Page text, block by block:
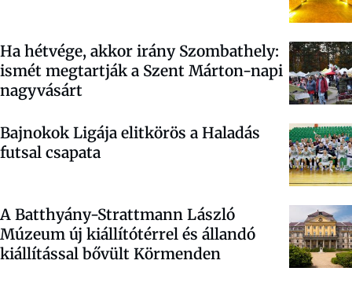
Ha hétvége, akkor irány Szombathely:
ismét megtartják a Szent Márton-napi
nagyvásárt
Bajnokok Ligája elitkörös a Haladás
futsal csapata
A Batthyány-Strattmann László
Múzeum új kiállítótérrel és állandó
kiállítással bővült Körmenden